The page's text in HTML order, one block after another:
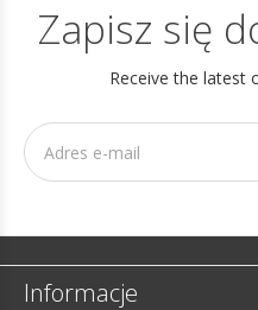
Zapisz się
Receive the latest
Informacje